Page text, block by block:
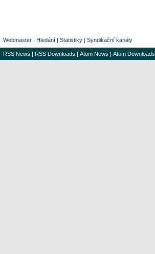
Webmaster | Hledání | Statistiky | Syndikační kanály
RSS News | RSS Downloads | Atom News | Atom Downloads